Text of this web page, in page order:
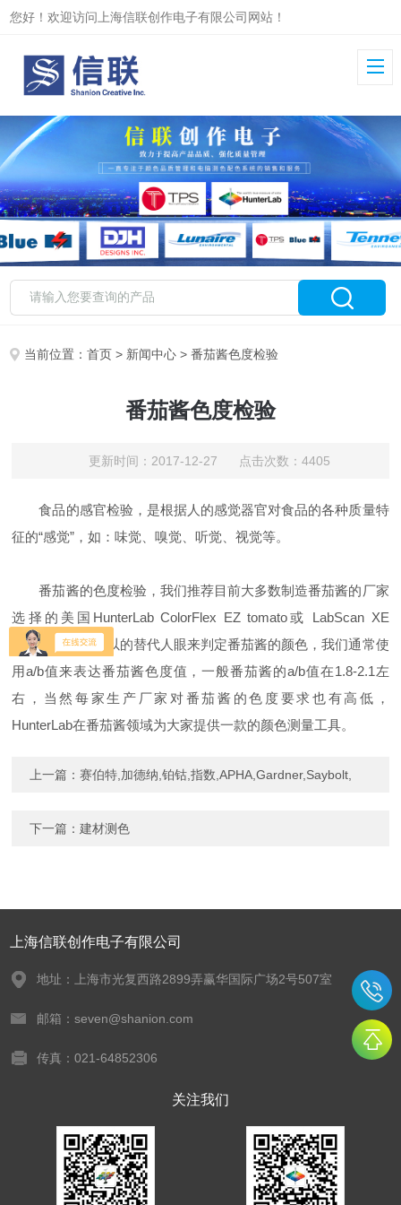
您好！欢迎访问上海信联创作电子有限公司网站！
当前位置：首页 > 新闻中心 > 番茄酱色度检验
番茄酱色度检验
更新时间：2017-12-27 点击次数：4405
食品的感官检验，是根据人的感觉器官对食品的各种质量特
征的“感觉”，如：味觉、嗅觉、听觉、视觉等。
番茄酱的色度检验，我们推荐目前大多数制造番茄酱的厂家
选择的美国HunterLab ColorFlex EZ tomato或 LabScan XE
tomato，它们可以的替代人眼来判定番茄酱的颜色，我们通常使
用a/b值来表达番茄酱色度值，一般番茄酱的a/b值在1.8-2.1左
右，当然每家生产厂家对番茄酱的色度要求也有高低，
HunterLab在番茄酱领域为大家提供一款的颜色测量工具。
上一篇：赛伯特,加德纳,铂钴,指数,APHA,Gardner,Saybolt,
下一篇：建材测色
上海信联创作电子有限公司
地址：上海市光复西路2899弄赢华国际广场2号507室
邮箱：seven@shanion.com
传真：021-64852306
关注我们